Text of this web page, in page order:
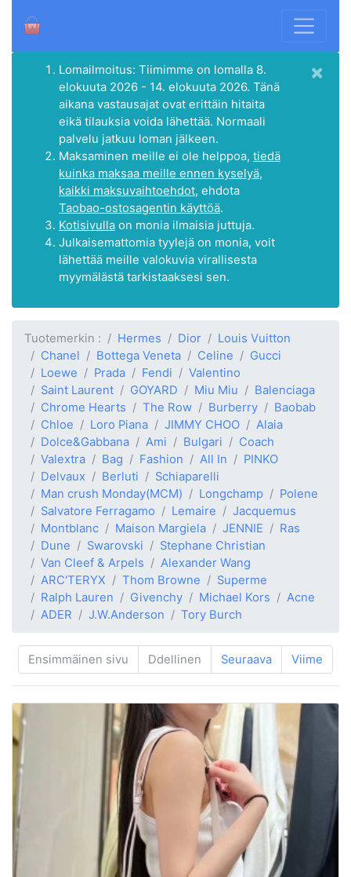
Lomailmoitus: Tiimimme on lomalla 8.
elokuuta 2026 - 14. elokuuta 2026. Tänä
aikana vastausajat ovat erittäin hitaita
eikä tilauksia voida lähettää. Normaali
palvelu jatkuu loman jälkeen.
Maksaminen meille ei ole helppoa, tiedä
kuinka maksaa meille ennen kyselyä,
kaikki maksuvaihtoehdot, ehdota
Taobao-ostosagentin käyttöä.
Kotisivulla on monia ilmaisia juttuja.
Julkaisemattomia tyylejä on monia, voit
lähettää meille valokuvia virallisesta
myymälästä tarkistaaksesi sen.
×
Tuotemerkin : Hermes Dior
Louis Vuitton
Chanel
Bottega Veneta Celine
Gucci
Loewe
Prada Fendi
Valentino
Saint Laurent
GOYARD Miu Miu
Balenciaga
Chrome Hearts
The Row Burberry
Baobab
Chloe
Loro Piana JIMMY CHOO
Alaia
Dolce&Gabbana
Ami Bulgari
Coach
Valextra
Bag Fashion All In
PINKO
Delvaux
Berluti
Schiaparelli
Man crush Monday(MCM)
Longchamp
Polene
Salvatore Ferragamo
Lemaire
Jacquemus
Montblanc
Maison Margiela JENNIE
Ras
Dune
Swarovski
Stephane Christian
Van Cleef & Arpels
Alexander Wang
ARC'TERYX
Thom Browne
Superme
Ralph Lauren
Givenchy Michael Kors
Acne
ADER
J.W.Anderson Tory Burch
Ensimmäinen sivu Ddellinen Seuraava Viime